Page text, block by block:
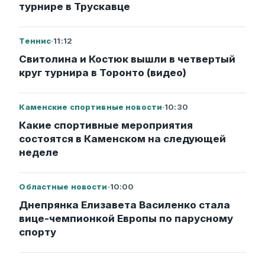
турнире в Трускавце
Теннис·11:12
Свитолина и Костюк вышли в четвертый
круг турнира в Торонто (видео)
Каменские спортивные новости·10:30
Какие спортивные мероприятия
состоятся в Каменском на следующей
неделе
Областные новости·10:00
Днепрянка Елизавета Василенко стала
вице-чемпионкой Европы по парусному
спорту